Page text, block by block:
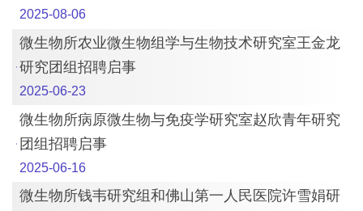
2025-08-06
微生物所农业微生物组学与生物技术研究室王金龙
研究团组招聘启事
2025-06-23
微生物所病原微生物与免疫学研究室赵欣青年研究
团组招聘启事
2025-06-16
微生物所钱韦研究组和佛山第一人民医院许雪娟研